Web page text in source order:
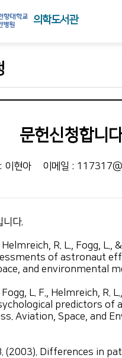
의학도서관
문헌신청합니
이현아 이메일 :
니다.
Helmreich, R. L., Fogg, L.,
of astronaut
and environmental
Fogg, L. F., Helmreich, R.
predictors of
Aviation, Space, and
(2003). Differences in